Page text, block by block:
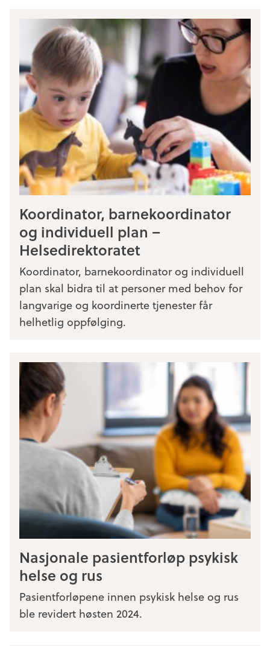
Koordinator, barnekoordinator
og individuell plan –
Helsedirektoratet
Koordinator, barnekoordinator og individuell
plan skal bidra til at personer med behov for
langvarige og koordinerte tjenester får
helhetlig oppfølging.
Nasjonale pasientforløp psykisk
helse og rus
Pasientforløpene innen psykisk helse og rus
ble revidert høsten 2024.